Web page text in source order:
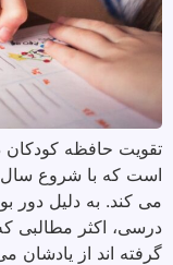
تقویت حافظه کودکان
است که با شروع سال
می کند. به دلیل دور
درسی، اکثر مطالبی
گرفته اند از یادشان